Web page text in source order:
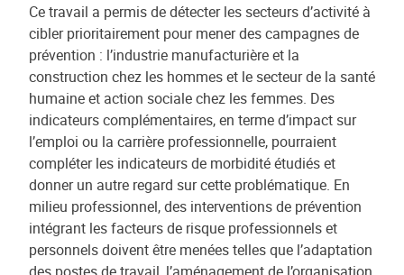
Ce travail a permis de détecter les secteurs d’activité à
cibler prioritairement pour mener des campagnes de
prévention : l’industrie manufacturière et la
construction chez les hommes et le secteur de la santé
humaine et action sociale chez les femmes. Des
indicateurs complémentaires, en terme d’impact sur
l’emploi ou la carrière professionnelle, pourraient
compléter les indicateurs de morbidité étudiés et
donner un autre regard sur cette problématique. En
milieu professionnel, des interventions de prévention
intégrant les facteurs de risque professionnels et
personnels doivent être menées telles que l’adaptation